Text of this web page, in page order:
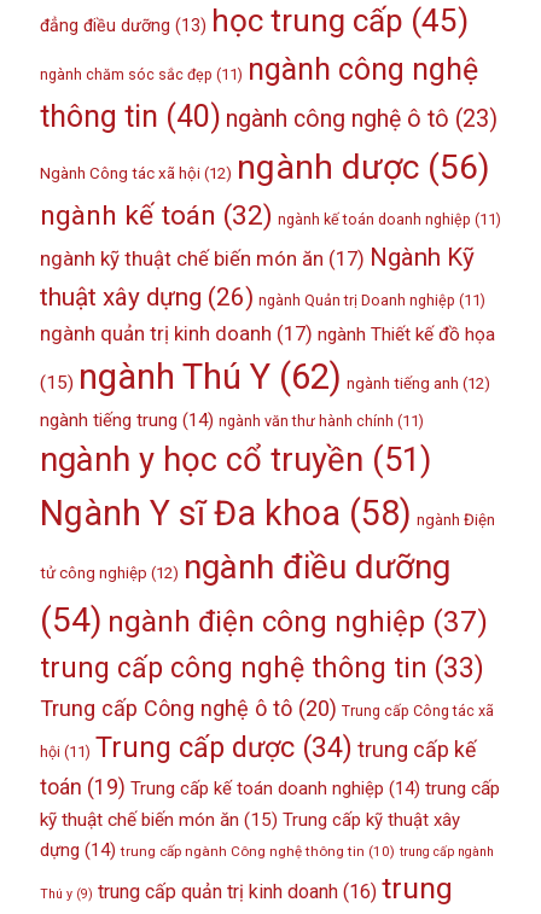
đẳng điều dưỡng (13) học trung cấp (45)
ngành chăm sóc sắc đẹp (11) ngành công nghệ
thông tin (40) ngành công nghệ ô tô (23)
Ngành Công tác xã hội(12) ngành dược(56)
ngành kế toán (32) ngành kế toán doanh nghiệp (11)
ngành kỹ thuật chế biến món ăn (17) Ngành Kỹ
thuật xây dựng (26) ngành Quản trị Doanh nghiệp (11)
ngành quản trị kinh doanh (17) ngành Thiết kế đồ họa
(15) ngành Thú Y(62) ngành tiếng anh (12)
ngành tiếng trung (14) ngành văn thư hành chính (11)
ngành y học cổ truyền (51)
Ngành Y sĩ Đa khoa (58) ngành Điện
tử công nghiệp (12) ngành điều dưỡng
(54) ngành điện công nghiệp (37)
trung cấp công nghệ thông tin (33)
Trung cấp Công nghệ ô tô(20) Trung cấp Công tác xã
hội (11) Trung cấp dược(34) trung cấp kế
toán (19) Trung cấp kế toán doanh nghiệp (14) trung cấp
kỹ thuật chế biến món ăn (15) Trung cấp kỹ thuật xây
dựng (14) trung cấp ngành Công nghệ thông tin (10) trung cấp ngành
Thú y(9) trung cấp quản trị kinh doanh(16) trung